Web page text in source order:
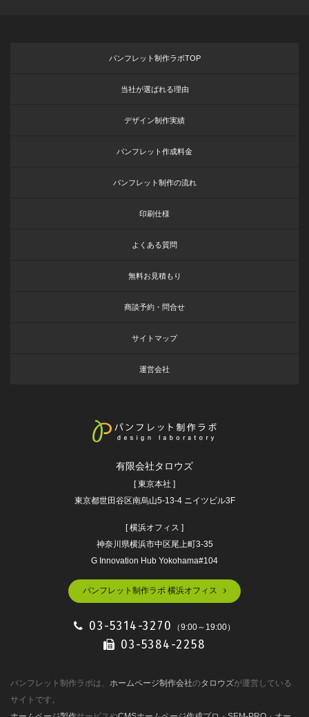
パンフレット制作ラボTOP
当社が選ばれる理由
デザイン制作実績
パンフレット作成料金
パンフレット制作の流れ
印刷仕様
よくある質問
無料お見積もり
商談予約・問合せ
サイトマップ
運営会社
有限会社タロウズ
[ 東京本社 ]
東京都世田谷区南烏山5-13-4 ニイツビル3F
[ 横浜オフィス ]
神奈川県横浜市中区尾上町3-35
G Innovation Hub Yokohama#104
パンフレット制作ラボ 横浜オフィス
03-5314-3270 （9:00～19:00）
03-5384-2258
パンフレット制作ラボは、 ホームページ制作会社のタロウズが運営している
サイトです。